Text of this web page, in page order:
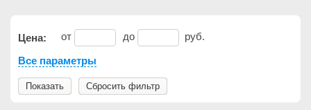
Цена: от до руб.
Все параметры
Показать Сбросить фильтр